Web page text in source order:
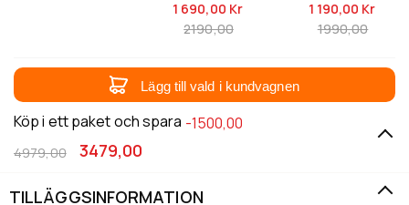
1 690,00 Kr
2190,00
1 190,00 Kr
1990,00
Lägg till vald i kundvagnen
Köp i ett paket och spara -1500,00
3479,00
4979,00
TILLÄGGSINFORMATION